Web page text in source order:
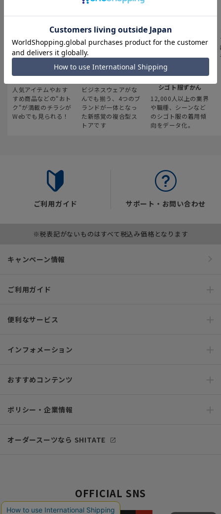
最新のお買い得情報
人気アイテムやおす
すめ商品などの“おト
ク“が満載のチラシが
Webでも見られる！
スーツスクエア
ビジネスウェアがな
んでも揃う、4つのブ
ランドが一体となっ
た新感覚の複合型ス
トアです
みんなの
シゴト服ずかん
12,000人以上の業界
や職種、シーンなど
のシゴト服の着用傾
向をデータ化。
ご利用ガイド サポート・お問い合わせ
※税表記がないものはすべて税込み価格となります
キャンペーン情報
ご利用ガイド
便利なサービス
インフォメーション
おすすめコンテンツ
ポリシー・企業情報
オーダースーツなら SHITATE
OFFICIAL SNS